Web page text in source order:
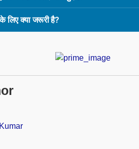
क्या जरूरी है?